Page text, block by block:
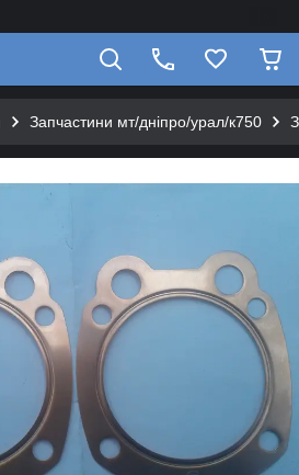
Запчастини мт/дніпро/урал/к750